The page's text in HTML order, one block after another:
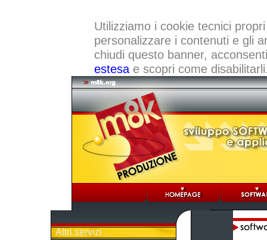
Utilizziamo i cookie tecnici
personalizzare i contenuti e gli
chiudi questo banner,
estesae scopri come
Altri servizi